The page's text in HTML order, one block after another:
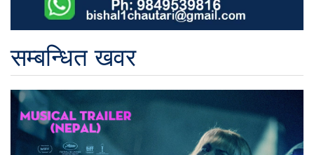
सम्बन्धित खवर